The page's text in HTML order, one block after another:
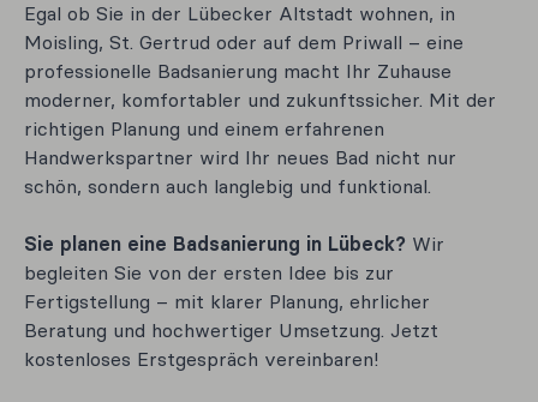
Egal ob Sie in der Lübecker Altstadt wohnen, in
Moisling, St. Gertrud oder auf dem Priwall – eine
professionelle Badsanierung macht Ihr Zuhause
moderner, komfortabler und zukunftssicher. Mit der
richtigen Planung und einem erfahrenen
Handwerkspartner wird Ihr neues Bad nicht nur
schön, sondern auch langlebig und funktional.
Sie planen eine Badsanierung in Lübeck? Wir
begleiten Sie von der ersten Idee bis zur
Fertigstellung – mit klarer Planung, ehrlicher
Beratung und hochwertiger Umsetzung. Jetzt
kostenloses Erstgespräch vereinbaren!